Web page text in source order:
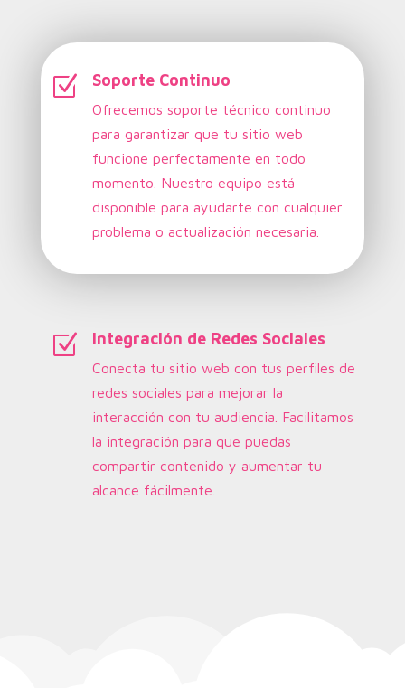
Z Soporte Continuo
Ofrecemos soporte técnico continuo
para garantizar que tu sitio web
funcione perfectamente en todo
momento. Nuestro equipo está
disponible para ayudarte con cualquier
problema o actualización necesaria.
Z Integración de Redes Sociales
Conecta tu sitio web con tus perfiles de
redes sociales para mejorar la
interacción con tu audiencia. Facilitamos
la integración para que puedas
compartir contenido y aumentar tu
alcance fácilmente.